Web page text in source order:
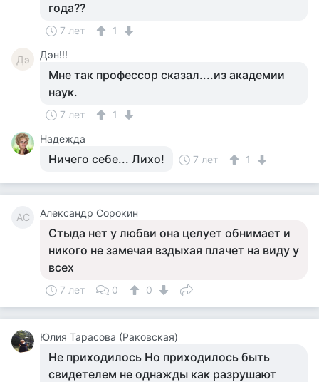
года??
7 лет 1
Дэ Дэн!!!
Мне так профессор сказал....из академии
наук.
7 лет
1
Надежда
Ничего себе... Лихо! 7 лет 1
АС Александр Сорокин
Стыда нет у любви она целует обнимает и
никого не замечая вздыхая плачет на виду у
всех
7 лет 0 0
Юлия Тарасова (Раковская)
Не приходилось Но приходилось быть
свидетелем не однажды как разрушают